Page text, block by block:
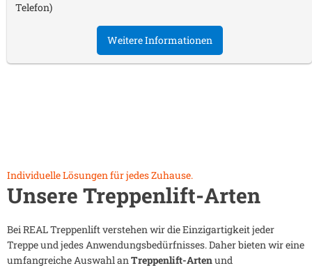
Telefon)
Weitere Informationen
Individuelle Lösungen für jedes Zuhause.
Unsere Treppenlift-Arten
Bei REAL Treppenlift verstehen wir die Einzigartigkeit jeder
Treppe und jedes Anwendungsbedürfnisses. Daher bieten wir eine
umfangreiche Auswahl anTreppenlift-Artenund